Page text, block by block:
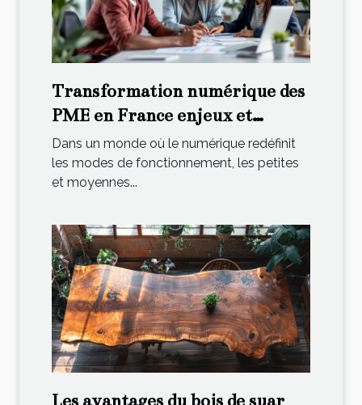
Transformation numérique des
PME en France enjeux et
subventions disponibles
Dans un monde où le numérique redéfinit
les modes de fonctionnement, les petites
et moyennes...